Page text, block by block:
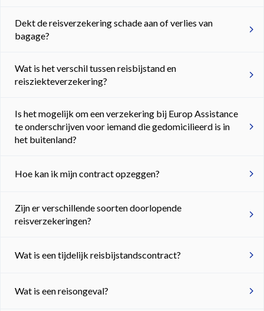
Dekt de reisverzekering schade aan of verlies van
bagage?
Wat is het verschil tussen reisbijstand en
reisziekteverzekering?
Is het mogelijk om een verzekering bij Europ Assistance
te onderschrijven voor iemand die gedomicilieerd is in
het buitenland?
Hoe kan ik mijn contract opzeggen?
Zijn er verschillende soorten doorlopende
reisverzekeringen?
Wat is een tijdelijk reisbijstandscontract?
Wat is een reisongeval?